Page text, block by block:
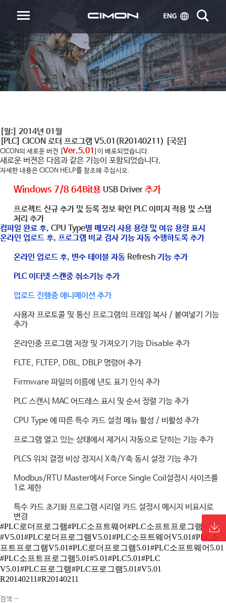
[월:] 2014년 01월
[PLC] CICON 로더 프로그램 V5.01(R20140211) [국문]
CICON의 새로운 버전 [ Ver.5.01 ]이 배포되었습니다.
새로운 버젼은 다음과 같은 기능이 포함되었습니다.
자세한 내용은 CICON HELP를 참조해 주십시오.
Windows 7/8 64Bit용USB Driver 추가
프로젝트 신규 추가 및 등록 정보 확인 PLC 이미지 적용 및 스텝
처리 추가
컴파일 완료 후, CPU Type별 메모리 사용 용량 및 여유 용량 표시
온라인 업로드 후, 프로그램 비교 검사 기능 자동 수행하도록 추가
온라인 업로드 후, 변수 테이블 자동Refresh 기능 추가
PLC 이더넷 스캔중 취소기능 추가
업로드 진행중 애니메이션 추가
사용자 프로토콜 및 통신 프로그램의 프레임 복사/ 붙여넣기 기능
추가
온라인중 프로그램 저장 및 가져오기 기능Disable 추가
FLTE, FLTEP, DBL, DBLP 명령어 추가
Firmware 파일의 이름에 년도 표기 인식 추가
PLC 스캔시 MAC 어드레스 표시 및 순서 정렬 기능 추가
CPU Type 에 따른 특수 카드 설정 메뉴 활성 / 비활성 추가
프로그램 열고 있는 상태에서 제거시 자동으로 닫히는 기능 추가
PLCS 위치 결정 비상 정지시 X축/Y축 동시 설정 기능 추가
Modbus/RTU Master에서 Force Single Coil설정시 사이즈를
1로 제한
특수 카드 초기화 프로그램 시리얼 카드 설정시 메시지 비표시로
변경
#PLC로더프로그램#PLC소프트웨어#PLC소프트프로그램
#V5.01#PLC로더프로그램V5.01#PLC소프트웨어V5.01#PLC소
프트프로그램V5.01#PLC로더프로그램5.01#PLC소프트웨어5.01
#PLC소프트프로그램5.01#5.01#PLC5.01#PLC
V5.01#PLC프로그램#PLC프로그램5.01#V5.01
R20140211#R20140211